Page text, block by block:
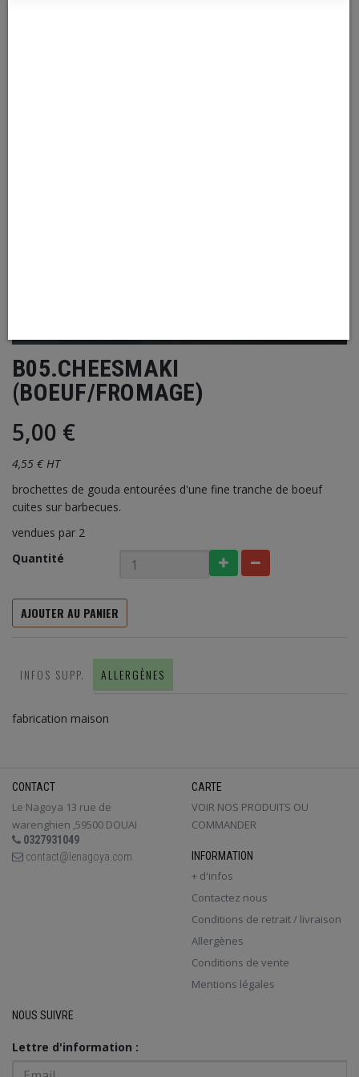
B05.CHEESMAKI
(BOEUF/FROMAGE)
5,00 €
4,55 € HT
brochettes de gouda entourées d'une fine tranche de boeuf
cuites sur barbecues.
vendues par 2
Quantité
AJOUTER AU PANIER
INFOS SUPP. ALLERGÈNES
fabrication maison
CONTACT
Le Nagoya 13 rue de
warenghien ,59500 DOUAI
0327931049
contact@lenagoya.com
CARTE
VOIR NOS PRODUITS OU
COMMANDER
INFORMATION
+ d'infos
Contactez nous
Conditions de retrait / livraison
Allergènes
Conditions de vente
Mentions légales
NOUS SUIVRE
Lettre d'information :